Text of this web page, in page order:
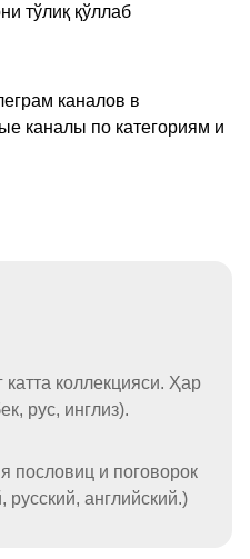
тўлиқ қўллаб
каналов в
каналы по категориям и
коллекцияси. Ҳар
рус, инглиз).
пословиц и поговорок
русский, английский.)